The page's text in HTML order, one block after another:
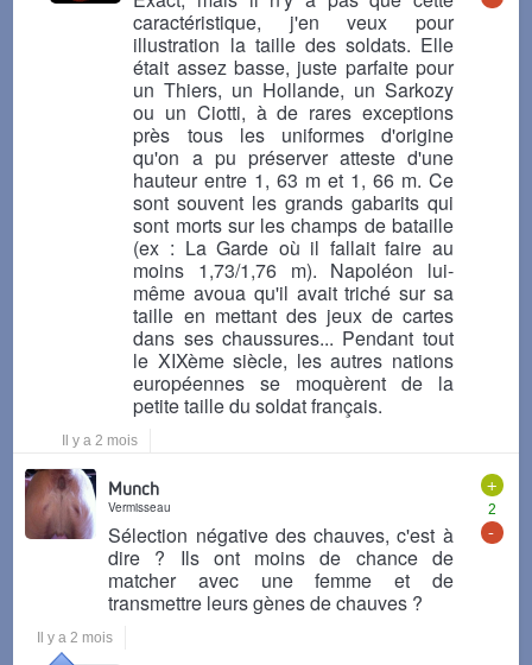
caractéristique, j'en veux pour
illustration la taille des soldats. Elle
était assez basse, juste parfaite pour
un Thiers, un Hollande, un Sarkozy
ou un Ciotti, à de rares exceptions
près tous les uniformes d'origine
qu'on a pu préserver atteste d'une
hauteur entre 1, 63 m et 1, 66 m. Ce
sont souvent les grands gabarits qui
sont morts sur les champs de bataille
(ex : La Garde où il fallait faire au
moins 1,73/1,76 m). Napoléon lui-
même avoua qu'il avait triché sur sa
taille en mettant des jeux de cartes
dans ses chaussures... Pendant tout
le XIXème siècle, les autres nations
européennes se moquèrent de la
petite taille du soldat français.
Il y a 2 mois
+
2
-
Munch
Vermisseau
Sélection négative des chauves, c'est à
dire ? Ils ont moins de chance de
matcher avec une femme et de
transmettre leurs gènes de chauves ?
Il y a 2 mois